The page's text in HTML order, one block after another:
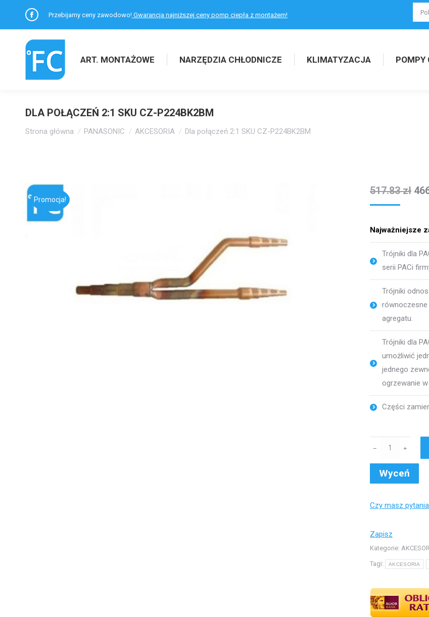
Facebook
w
nowym
Przebijamy ceny zawodowo! Gwarancja najniższej ceny pomp ciepła z montażem!
ART. MONTAŻOWE NARZĘDZIA CHŁODNICZE KLIMATYZACJA POMPY
DLA POŁĄCZEŃ 2:1 SKU CZ-P224BK2BM
Jesteś tutaj:
Strona główna PANASONIC AKCESORIA Dla połączeń 2:1 SKU CZ-P224BK2BM
Promocja!
517.83zł
Najważniejsze
Trójniki dla
serii PACi
Trójniki
równoczesne
agregatu.
Trójniki dla
umożliwić
jednego
ogrzewanie
Części
połączeń
2:1
CZ-
﹣ ﹢
Wyceń
Czy masz
Zapisz
Kategorie:
Tagi: AKCESORIA